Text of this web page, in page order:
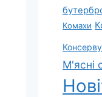
Комахи
М'ясні